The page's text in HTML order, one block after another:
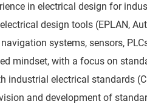
in electrical design for
design tools (EPLAN,
systems, sensors,
mindset, with a focus on
industrial electrical standards
and development of